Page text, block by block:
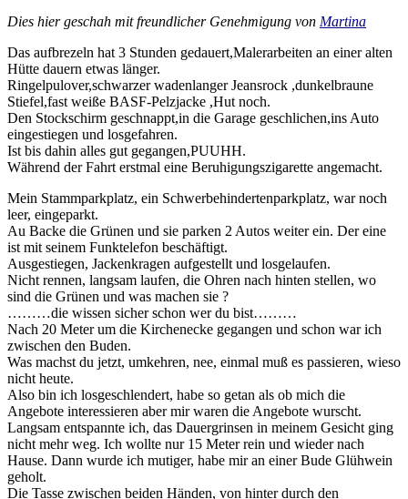
Dies hier geschah mit freundlicher Genehmigung von Martina
Das aufbrezeln hat 3 Stunden gedauert,Malerarbeiten an einer alten
Hütte dauern etwas länger.
Ringelpulover,schwarzer wadenlanger Jeansrock ,dunkelbraune
Stiefel,fast weiße BASF-Pelzjacke ,Hut noch.
Den Stockschirm geschnappt,in die Garage geschlichen,ins Auto
eingestiegen und losgefahren.
Ist bis dahin alles gut gegangen,PUUHH.
Während der Fahrt erstmal eine Beruhigungszigarette angemacht.
Mein Stammparkplatz, ein Schwerbehindertenparkplatz, war noch
leer, eingeparkt.
Au Backe die Grünen und sie parken 2 Autos weiter ein. Der eine
ist mit seinem Funktelefon beschäftigt.
Ausgestiegen, Jackenkragen aufgestellt und losgelaufen.
Nicht rennen, langsam laufen, die Ohren nach hinten stellen, wo
sind die Grünen und was machen sie ?
………die wissen sicher schon wer du bist………
Nach 20 Meter um die Kirchenecke gegangen und schon war ich
zwischen den Buden.
Was machst du jetzt, umkehren, nee, einmal muß es passieren, wieso
nicht heute.
Also bin ich losgeschlendert, habe so getan als ob mich die
Angebote interessieren aber mir waren die Angebote wurscht.
Langsam entspannte ich, das Dauergrinsen in meinem Gesicht ging
nicht mehr weg. Ich wollte nur 15 Meter rein und wieder nach
Hause. Dann wurde ich mutiger, habe mir an einer Bude Glühwein
geholt.
Die Tasse zwischen beiden Händen, von hinter durch den